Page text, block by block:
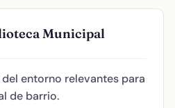
Municipal
entorno relevantes para
de barrio.